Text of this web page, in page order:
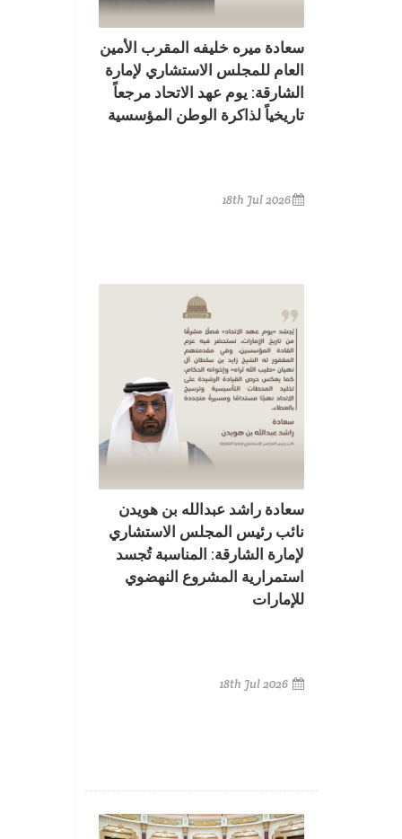
سعادة ميره خليفه المقرب الأمين
العام للمجلس الاستشاري لإمارة
الشارقة: يوم عهد الاتحاد مرجعاً
تاريخياً لذاكرة الوطن المؤسسية
18th Jul 2026
سعادة راشد عبدالله بن هويدن
نائب رئيس المجلس الاستشاري
لإمارة الشارقة: المناسبة تُجسد
استمرارية المشروع النهضوي
للإمارات